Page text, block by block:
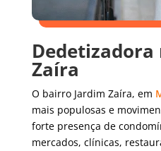
Dedetizadora
Zaíra
O bairro Jardim Zaíra, em
mais populosas e
forte presença de
mercados, clínicas,